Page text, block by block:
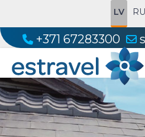
LV RU
+371 67283300